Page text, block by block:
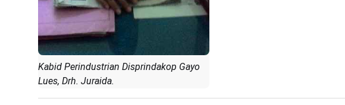
Kabid Perindustrian Disprindakop Gayo
Lues, Drh. Juraida.